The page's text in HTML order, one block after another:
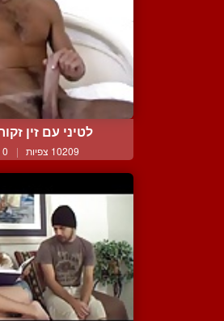
לטיני עם זין
10209 צפיות | 0 המלצות